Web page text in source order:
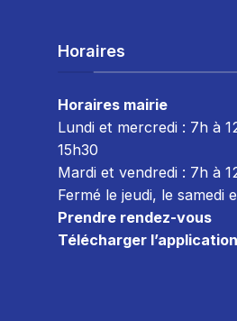
Horaires
Horaires mairie
Lundi et mercredi : 7h à
15h30
Mardi et vendredi : 7h à
Fermé le jeudi, le samedi
Prendre rendez-vous
Télécharger l’application